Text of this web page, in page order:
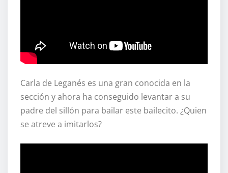
Carla de Leganés es una gran conocida en la
sección y ahora ha conseguido levantar a su
padre del sillón para bailar este bailecito. ¿Quien
se atreve a imitarlos?